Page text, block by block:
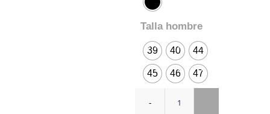
Talla hombre
39 40 44
45 46 47